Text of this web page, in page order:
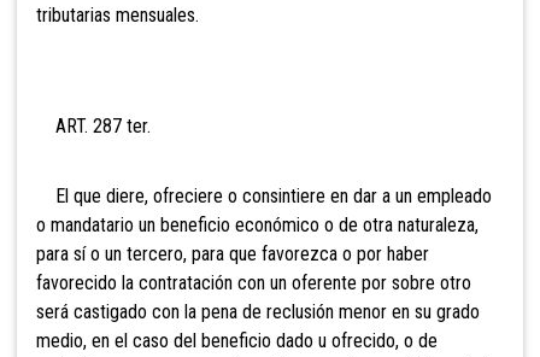
tributarias mensuales.
ART. 287 ter.
El que diere, ofreciere o consintiere en dar a un empleado
o mandatario un beneficio económico o de otra naturaleza,
para sí o un tercero, para que favorezca o por haber
favorecido la contratación con un oferente por sobre otro
será castigado con la pena de reclusión menor en su grado
medio, en el caso del beneficio dado u ofrecido, o de